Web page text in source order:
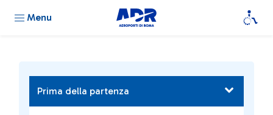
Menu
Prima della partenza